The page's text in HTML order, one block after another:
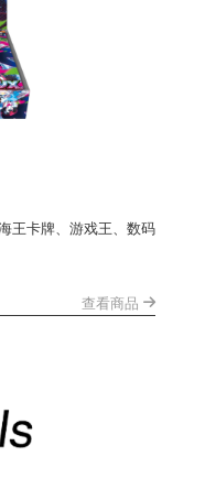
王卡牌、游戏王、数码
查看商品